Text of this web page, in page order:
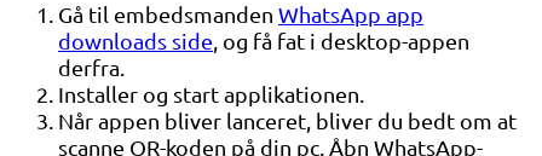
Gå til embedsmanden WhatsApp app
downloads side , og få fat i desktop-appen
derfra.
Installer og start applikationen.
Når appen bliver lanceret, bliver du bedt om at
scanne QR-koden på din pc. Åbn WhatsApp-